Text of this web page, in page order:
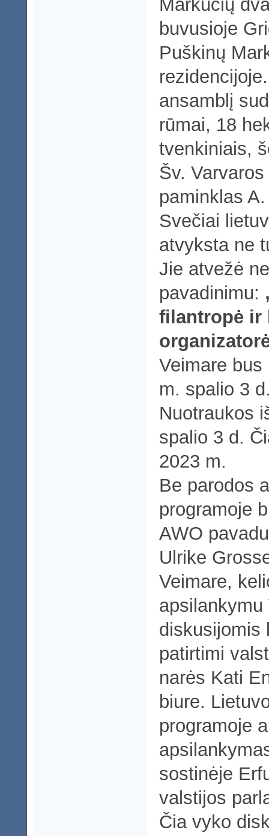
Markučių
buvusioje
Puškinų
ansamblį
rūmai, 18
tvenkiniais,
Šv.
paminklas
Svečiai
atvyksta ne
Jie atvežė
pavadinimu:
filantropė ir
Veimare bus
m. spalio 3
Nuotraukos
spalio 3 d.
2023 m.
Be parodos
programoje
AWO
Ulrike
Veimare,
apsilankymu
diskusijomis
patirtimi
narės Kati
biure.
programoje
sostinėje
valstijos
Čia vyko